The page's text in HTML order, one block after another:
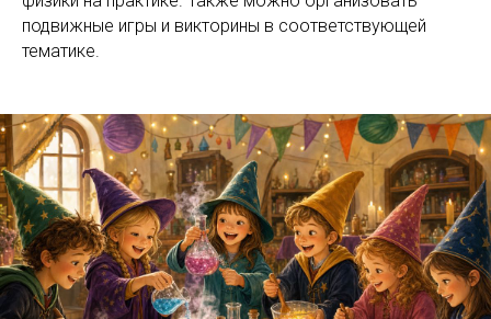
подвижные игры и викторины в соответствующей
тематике.